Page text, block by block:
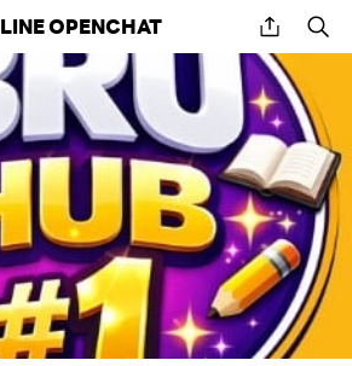
LINE OPENCHAT share